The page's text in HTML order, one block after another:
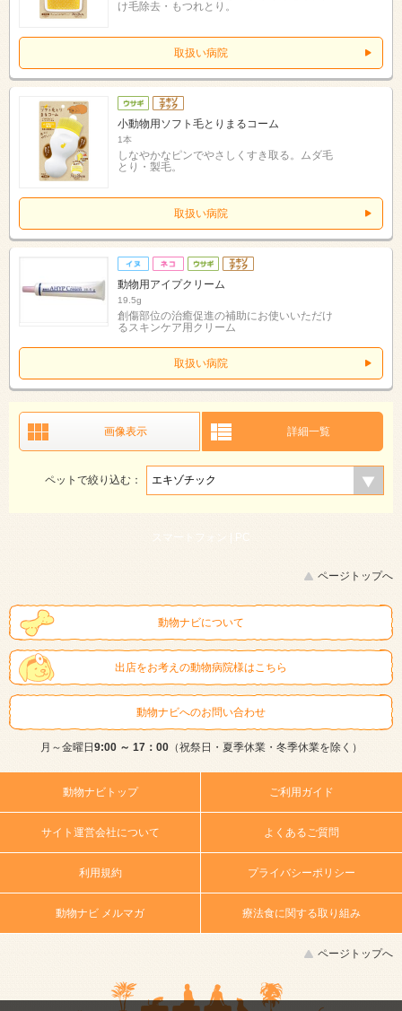
け毛除去・もつれとり。
取扱い病院
小動物用ソフト毛とりまるコーム
1本
しなやかなピンでやさしくすき取る。ムダ毛
とり・製毛。
取扱い病院
動物用アイプクリーム
19.5g
創傷部位の治癒促進の補助にお使いいただけ
るスキンケア用クリーム
取扱い病院
画像表示 詳細一覧
ペットで絞り込む：
スマートフォン | PC
ページトップへ
動物ナビについて
出店をお考えの動物病院様はこちら
動物ナビへのお問い合わせ
月～金曜日9:00 ～ 17：00（祝祭日・夏季休業・冬季休業を除く）
動物ナビトップ ご利用ガイド
サイト運営会社について よくあるご質問
利用規約 プライバシーポリシー
動物ナビ メルマガ 療法食に関する取り組み
ページトップへ